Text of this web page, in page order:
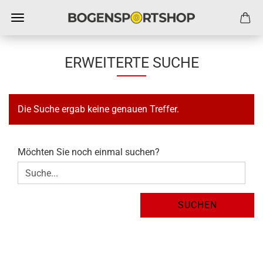
ERWEITERTE SUCHE
Die Suche ergab keine genauen Treffer.
MÖCHTEN
SIE
NOCH
Möchten Sie noch einmal suchen?
SUCHEN